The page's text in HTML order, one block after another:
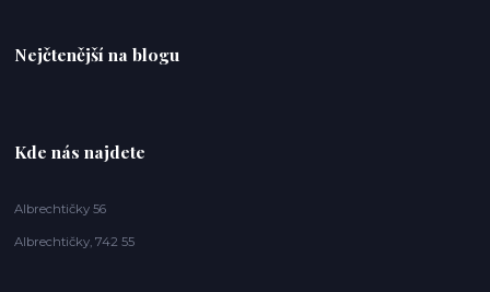
Nejčtenější na blogu
Kde nás najdete
Albrechtičky 56
Albrechtičky, 742 55